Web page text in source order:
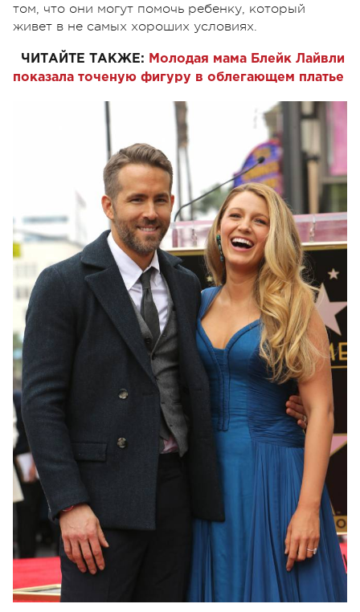
том, что они могут помочь ребенку, который
живет в не самых хороших условиях.
ЧИТАЙТЕ ТАКЖЕ: Молодая мама Блейк Лайвли
показала точеную фигуру в облегающем платье